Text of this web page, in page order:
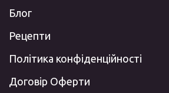
Блог
Рецепти
Політика конфіденційності
Договір Оферти